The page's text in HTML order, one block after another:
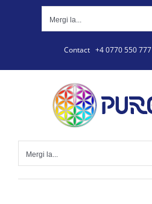
Mergi la...
Contact +4 0770 550 777
Mergi la...